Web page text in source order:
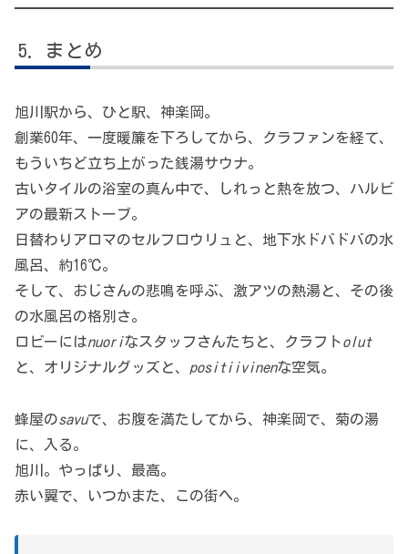
まとめ
旭川駅から、ひと駅、神楽岡。
創業60年、一度暖簾を下ろしてから、クラファンを経て、
もういちど立ち上がった銭湯サウナ。
古いタイルの浴室の真ん中で、しれっと熱を放つ、ハルビ
アの最新ストーブ。
日替わりアロマのセルフロウリュと、地下水ドバドバの水
風呂、約16℃。
そして、おじさんの悲鳴を呼ぶ、激アツの熱湯と、その後
の水風呂の格別さ。
ロビーにはnuoriなスタッフさんたちと、クラフトolut
と、オリジナルグッズと、 positiivinenな空気。
蜂屋のsavuで、お腹を満たしてから、神楽岡で、菊の湯
に、入る。
旭川。やっぱり、最高。
赤い翼で、いつかまた、この街へ。